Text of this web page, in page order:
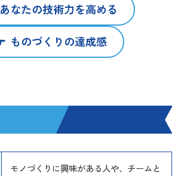
あなたの技術力を高める
ものづくりの達成感
モノづくりに興味がある人や、チームと